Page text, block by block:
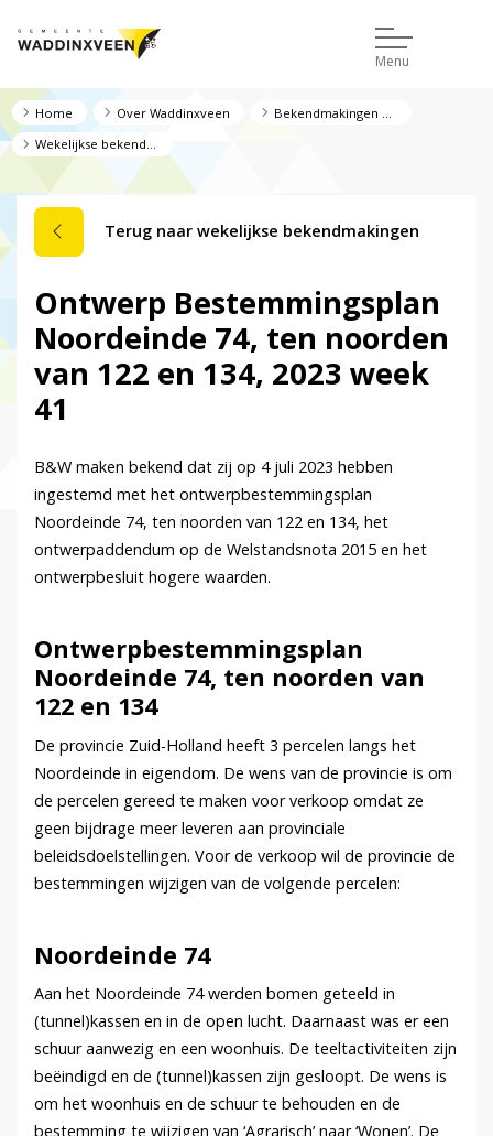
Menu
Home Over Waddinxveen
Wekelijkse bekendmakingen
Terug naar wekelijkse bekendmakingen
Ontwerp Bestemmingsplan
Noordeinde 74, ten noorden
van 122 en 134, 2023 week
41
B&W maken bekend dat zij op 4 juli 2023 hebben
ingestemd met het ontwerpbestemmingsplan
Noordeinde 74, ten noorden van 122 en 134, het
ontwerpaddendum op de Welstandsnota 2015 en het
ontwerpbesluit hogere waarden.
Ontwerpbestemmingsplan
Noordeinde 74, ten noorden van
122 en 134
De provincie Zuid-Holland heeft 3 percelen langs het
Noordeinde in eigendom. De wens van de provincie is om
de percelen gereed te maken voor verkoop omdat ze
geen bijdrage meer leveren aan provinciale
beleidsdoelstellingen. Voor de verkoop wil de provincie de
bestemmingen wijzigen van de volgende percelen:
Noordeinde 74
Aan het Noordeinde 74 werden bomen geteeld in
(tunnel)kassen en in de open lucht. Daarnaast was er een
schuur aanwezig en een woonhuis. De teeltactiviteiten zijn
beëindigd en de (tunnel)kassen zijn gesloopt. De wens is
om het woonhuis en de schuur te behouden en de
bestemming te wijzigen van ‘Agrarisch’ naar ‘Wonen’. De